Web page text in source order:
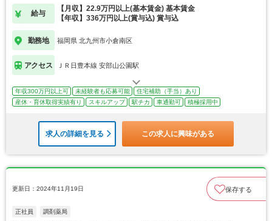
給与
【月収】22.9万円以上(基本賃金) 基本賃金
【年収】336万円以上(賞与込) 賞与込
勤務地 福岡県 北九州市小倉南区
アクセス ＪＲ日豊本線 安部山公園駅
年収300万円以上可 未経験者も応募可能
住宅補助（手当）あり
産休・育休取得実績有り
スキルアップ 駅チカ 車通勤可 積極採用中
求人の詳細を見る この求人に興味がある
更新日：2024年11月19日 保存する
正社員 調剤薬局